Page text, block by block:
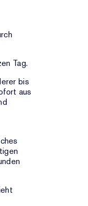
Tag.
bis
aus